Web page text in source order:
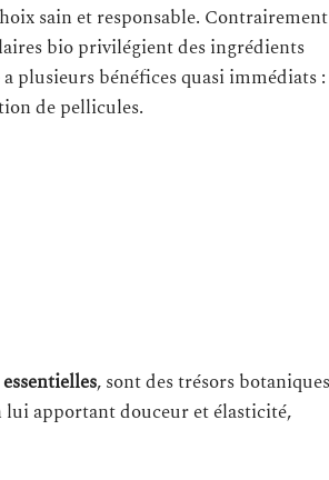
sain et responsable. Contrairement
bio privilégient des ingrédients
plusieurs bénéfices quasi immédiats :
de pellicules.
, sont des trésors botaniques
apportant douceur et élasticité,